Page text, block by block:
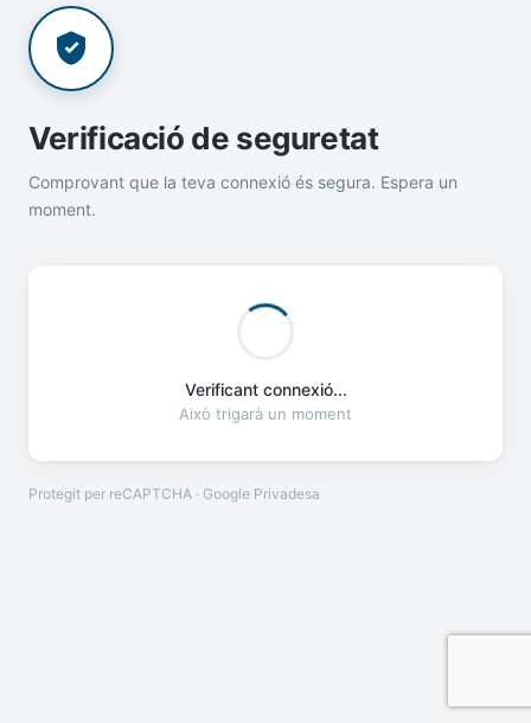
Verificació de seguretat
Comprovant que la teva connexió és segura. Espera un
moment.
Verificant connexió...
Això trigarà un moment
Protegit per reCAPTCHA · Google Privadesa